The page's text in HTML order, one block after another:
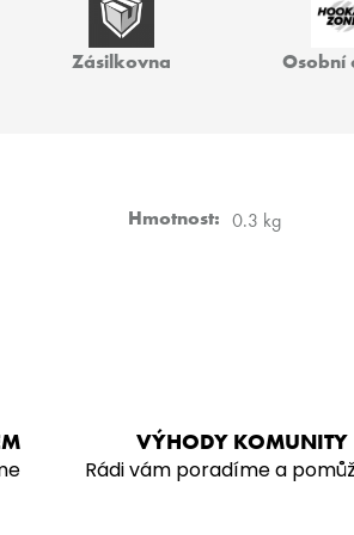
Zásilkovna Osobní
Hmotnost: 0.3 kg
VÝHODY KOMUNITY
Rádi vám poradíme a